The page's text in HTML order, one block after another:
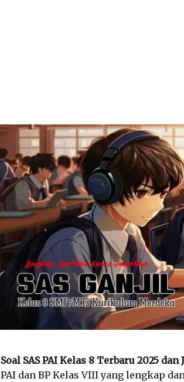
Soal SAS PAI Kelas 8 Terbaru 2025 dan
PAI dan BP Kelas VIII yang lengkap